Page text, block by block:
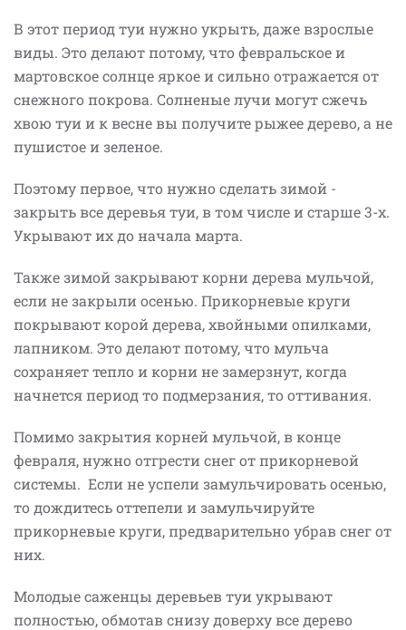
В этот период туи нужно укрыть, даже взрослые
виды. Это делают потому, что февральское и
мартовское солнце яркое и сильно отражается от
снежного покрова. Солненые лучи могут сжечь
хвою туи и к весне вы получите рыжее дерево, а не
пушистое и зеленое.
Поэтому первое, что нужно сделать зимой -
закрыть все деревья туи, в том числе и старше 3-х.
Укрывают их до начала марта.
Также зимой закрывают корни дерева мульчой,
если не закрыли осенью. Прикорневые круги
покрывают корой дерева, хвойными опилками,
лапником. Это делают потому, что мульча
сохраняет тепло и корни не замерзнут, когда
начнется период то подмерзания, то оттивания.
Помимо закрытия корней мульчой, в конце
февраля, нужно отгрести снег от прикорневой
системы. Если не успели замульчировать осенью,
то дождитесь оттепели и замульчируйте
прикорневые круги, предварительно убрав снег от
них.
Молодые саженцы деревьев туи укрывают
полностью, обмотав снизу доверху все дерево